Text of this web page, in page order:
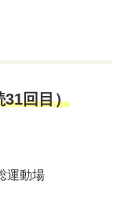
31回目）
運動場